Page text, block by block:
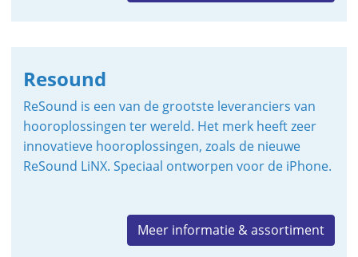
Resound
ReSound is een van de grootste leveranciers van
hooroplossingen ter wereld. Het merk heeft zeer
innovatieve hooroplossingen, zoals de nieuwe
ReSound LiNX. Speciaal ontworpen voor de iPhone.
Meer informatie & assortiment